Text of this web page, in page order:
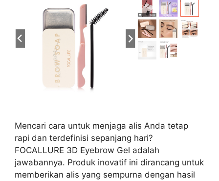
Mencari cara untuk menjaga alis Anda tetap
rapi dan terdefinisi sepanjang hari?
FOCALLURE 3D Eyebrow Gel adalah
jawabannya. Produk inovatif ini dirancang untuk
memberikan alis yang sempurna dengan hasil